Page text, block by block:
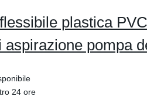
plastica
pompa
24 ore